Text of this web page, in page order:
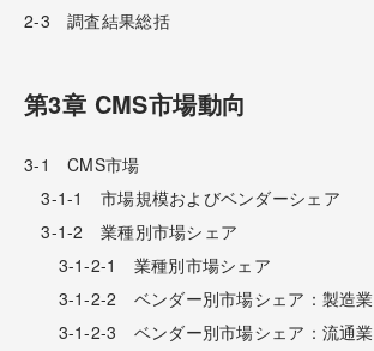
2-3 調査結果総括
第3章 CMS市場動向
3-1 CMS市場
3-1-1 市場規模およびベンダーシェア
3-1-2 業種別市場シェア
3-1-2-1 業種別市場シェア
3-1-2-2 ベンダー別市場シェア：製造業
3-1-2-3 ベンダー別市場シェア：流通業